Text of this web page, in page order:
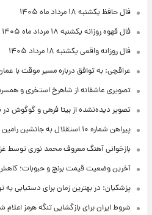
فال حافظ یکشنبه ۱۸ مرداد ماه ۱۴۰۵
فال قهوه روزانه یکشنبه ۱۸ مرداد ماه ۱۴۰۵
فال روزانه واقعی یکشنبه ۱۸ مرداد ۱۴۰۵
عراقچی: به توافق درباره مسیر موقت با
تصویری عاشقانه از شاهرخ استخری و
تصویر دیده‌نشده از بیتا فرهی و
پیراهن شماره ۱۰ استقلال به جانشین رامین رضاییان رسید + عکس
بازخوانی آهنگ معروف محمد نوری توسط
آخرین وضعیت قیمت برنج و حبوبات؛
پزشکیان: در بهترین زمان برای دستیابی به
شروط ایران برای بازگشایی تنگه هرمز اعلام